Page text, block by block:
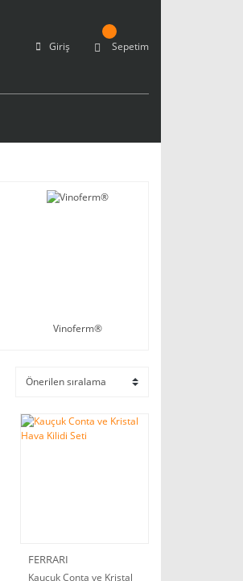
Giriş Sepetim
Vinoferm®
FERRARI
Kauçuk Conta ve Kristal